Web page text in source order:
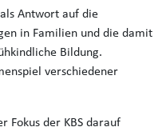
als Antwort auf die
in Familien und die damit
Bildung.
verschiedener
Fokus der KBS darauf